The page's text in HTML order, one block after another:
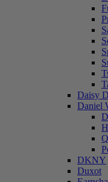
Daisy
Daniel
DKNY
Duxot